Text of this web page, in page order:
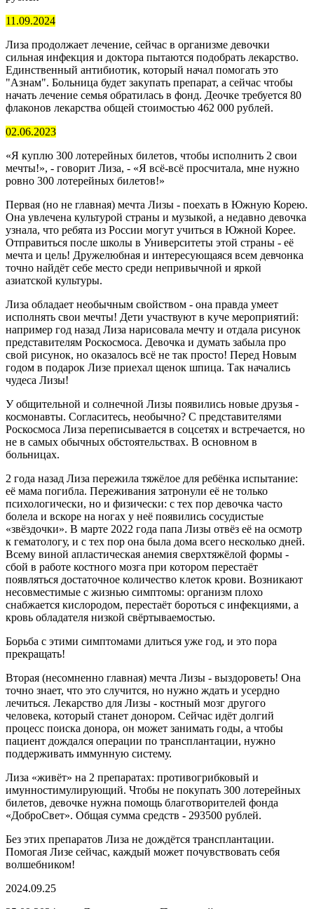
11.09.2024
Лиза продолжает лечение, сейчас в организме девочки
сильная инфекция и доктора пытаются подобрать лекарство.
Единственный антибиотик, который начал помогать это
"Азнам". Больница будет закупать препарат, а сейчас чтобы
начать лечение семья обратилась в фонд. Деочке требуется 80
флаконов лекарства общей стоимостью 462 000 рублей.
02.06.2023
«Я куплю 300 лотерейных билетов, чтобы исполнить 2 свои
мечты!», - говорит Лиза, - «Я всё-всё просчитала, мне нужно
ровно 300 лотерейных билетов!»
Первая (но не главная) мечта Лизы - поехать в Южную Корею.
Она увлечена культурой страны и музыкой, а недавно девочка
узнала, что ребята из России могут учиться в Южной Корее.
Отправиться после школы в Университеты этой страны - её
мечта и цель! Дружелюбная и интересующаяся всем девчонка
точно найдёт себе место среди непривычной и яркой
азиатской культуры.
Лиза обладает необычным свойством - она правда умеет
исполнять свои мечты! Дети участвуют в куче мероприятий:
например год назад Лиза нарисовала мечту и отдала рисунок
представителям Роскосмоса. Девочка и думать забыла про
свой рисунок, но оказалось всё не так просто! Перед Новым
годом в подарок Лизе приехал щенок шпица. Так начались
чудеса Лизы!
У общительной и солнечной Лизы появились новые друзья -
космонавты. Согласитесь, необычно? С представителями
Роскосмоса Лиза переписывается в соцсетях и встречается, но
не в самых обычных обстоятельствах. В основном в
больницах.
2 года назад Лиза пережила тяжёлое для ребёнка испытание:
её мама погибла. Переживания затронули её не только
психологически, но и физически: с тех пор девочка часто
болела и вскоре на ногах у неё появились сосудистые
«звёздочки». В марте 2022 года папа Лизы отвёз её на осмотр
к гематологу, и с тех пор она была дома всего несколько дней.
Всему виной апластическая анемия сверхтяжёлой формы -
сбой в работе костного мозга при котором перестаёт
появляться достаточное количество клеток крови. Возникают
несовместимые с жизнью симптомы: организм плохо
снабжается кислородом, перестаёт бороться с инфекциями, а
кровь обладателя низкой свёртываемостью.
Борьба с этими симптомами длиться уже год, и это пора
прекращать!
Вторая (несомненно главная) мечта Лизы - выздороветь! Она
точно знает, что это случится, но нужно ждать и усердно
лечиться. Лекарство для Лизы - костный мозг другого
человека, который станет донором. Сейчас идёт долгий
процесс поиска донора, он может занимать годы, а чтобы
пациент дождался операции по трансплантации, нужно
поддерживать иммунную систему.
Лиза «живёт» на 2 препаратах: противогрибковый и
имунностимулирующий. Чтобы не покупать 300 лотерейных
билетов, девочке нужна помощь благотворителей фонда
«ДоброСвет». Общая сумма средств - 293500 рублей.
Без этих препаратов Лиза не дождётся трансплантации.
Помогая Лизе сейчас, каждый может почувствовать себя
волшебником!
2024.09.25